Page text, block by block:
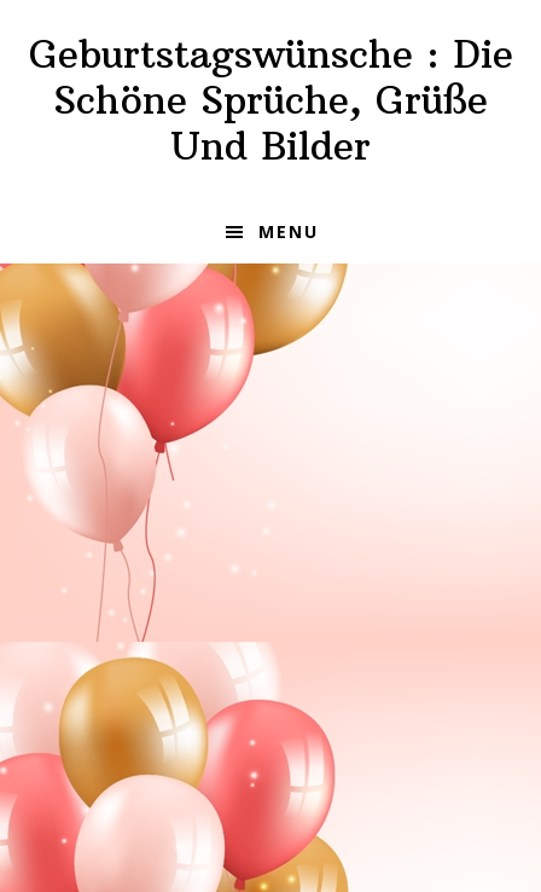
navigation
content
Geburtstagswünsche : Die
Schöne Sprüche, Grüße
Und Bilder
MENU